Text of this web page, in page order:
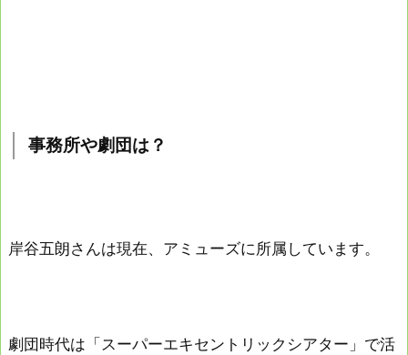
事務所や劇団は？
岸谷五朗さんは現在、アミューズに所属しています。
劇団時代は「スーパーエキセントリックシアター」で活